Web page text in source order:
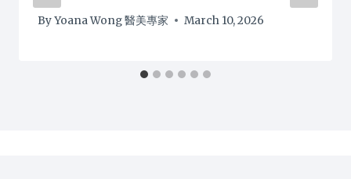
ByYoana Wong 醫美專家 March 10, 2026